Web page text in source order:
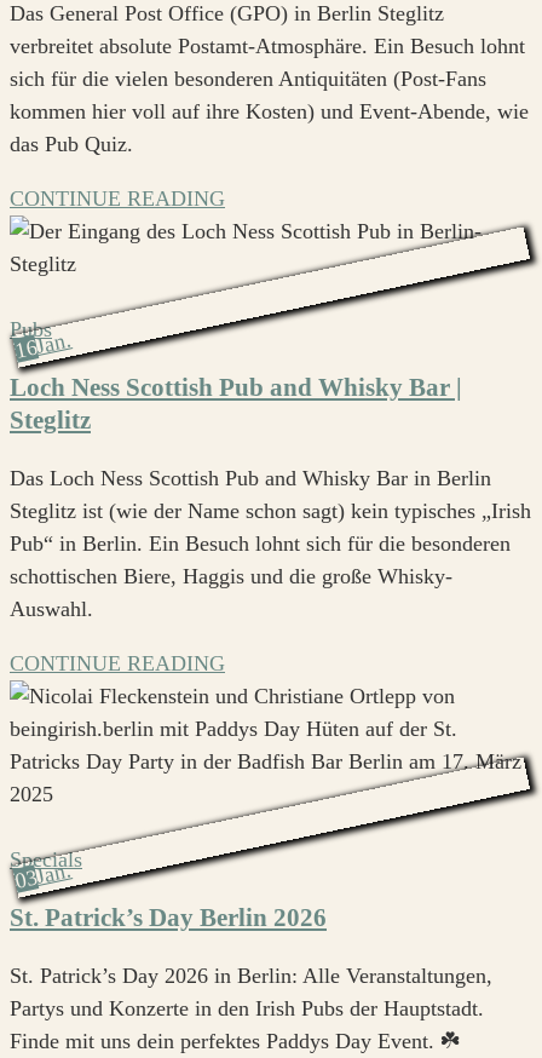
Das General Post Office (GPO) in Berlin Steglitz
verbreitet absolute Postamt-Atmosphäre. Ein Besuch lohnt
sich für die vielen besonderen Antiquitäten (Post-Fans
kommen hier voll auf ihre Kosten) und Event-Abende, wie
das Pub Quiz.
CONTINUE READING
16Jan.
Pubs
Loch Ness Scottish Pub and Whisky Bar |
Steglitz
Das Loch Ness Scottish Pub and Whisky Bar in Berlin
Steglitz ist (wie der Name schon sagt) kein typisches „Irish
Pub“ in Berlin. Ein Besuch lohnt sich für die besonderen
schottischen Biere, Haggis und die große Whisky-
Auswahl.
CONTINUE READING
03Jan.
Specials
St. Patrick’s Day Berlin 2026
St. Patrick’s Day 2026 in Berlin: Alle Veranstaltungen,
Partys und Konzerte in den Irish Pubs der Hauptstadt.
Finde mit uns dein perfektes Paddys Day Event. ☘️